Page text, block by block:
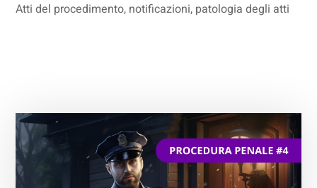
Atti del procedimento, notificazioni, patologia degli atti